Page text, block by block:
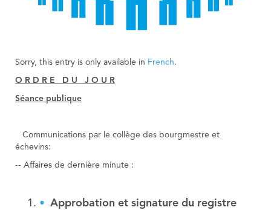
Sorry, this entry is only available in French.
O R D R E D U J O U R
Séance publique
Communications par le collège des bourgmestre et
échevins:
-- Affaires de dernière minute :
Approbation et signature du registre